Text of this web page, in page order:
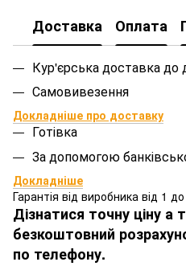
Доставка Оплата
Кур'єрська доставка до
Самовивезення
Докладніше про доставку
Готівка
За допомогою
Докладніше
Гарантія від виробника від 1 до
Дізнатися точну ціну
безкоштовний
по телефону.